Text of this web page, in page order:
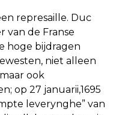
represaille. Duc
van de Franse
hoge bijdragen
niet alleen
ook
op 27 januarii,1695
leverynghe” van